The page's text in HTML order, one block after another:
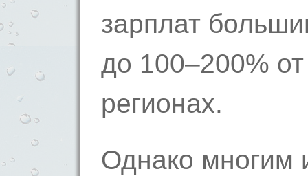
зарплат
до 100–200%
регионах.
Однако многим